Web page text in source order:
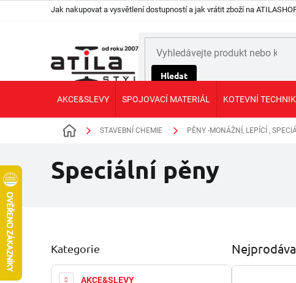
Jak nakupovat a vysvětlení dostupností a jak vrátit zboží na
Hledat
AKCE&SLEVY SPOJOVACÍ MATERIÁL KOTEVNÍ
Domů STAVEBNÍ CHEMIE PĚNY -MONÁŽNÍ, LEPÍCÍ ,
Speciální pěny
o
s
Přeskočit
kategorie
Kategorie
AKCE&SLEVY